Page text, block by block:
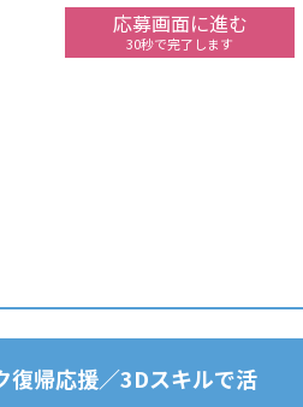
応募画面に進む
30秒で完了します
復帰応援／3Dスキルで活